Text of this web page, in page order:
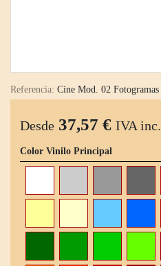
Referencia: Cine Mod. 02 Fotogramas
Desde 37,57 € IVA inc.
Color Vinilo Principal